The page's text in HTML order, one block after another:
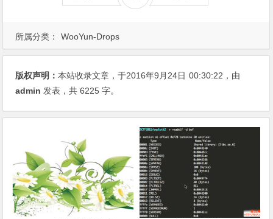
所属分类： WooYun-Drops
版权声明：本站收录文章，于2016年9月24日 00:30:22 ，由
admin 发表，共 6225 字。